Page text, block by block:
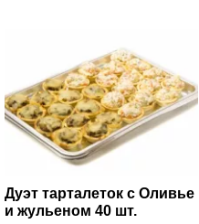
Дуэт тарталеток с Оливье
и жульеном 40 шт.